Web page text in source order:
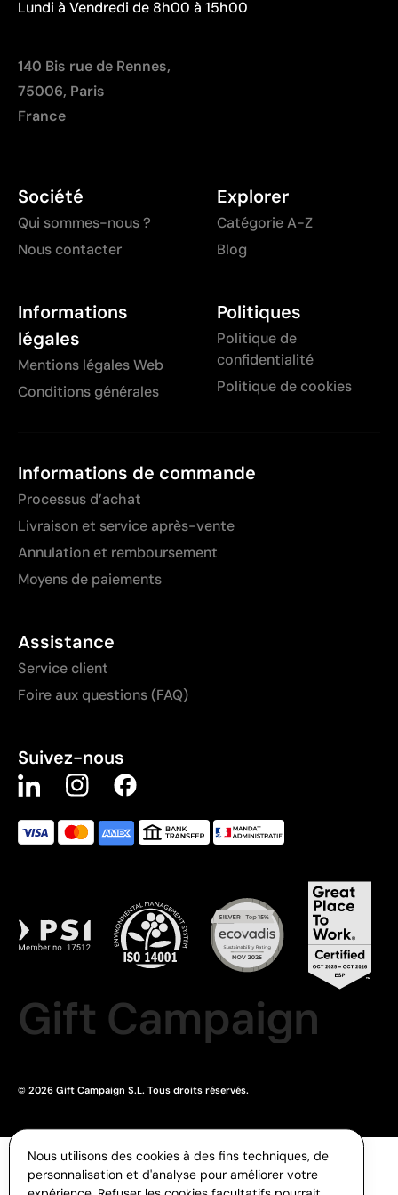
complexes
Peu optimale pour les petites quantités
Lundi à Vendredi de 8h00 à 15h00
140 Bis rue de Rennes,
75006, Paris
France
Société
Qui sommes-nous ?
Nous contacter
Explorer
Catégorie A-Z
Blog
Informations
légales
Mentions légales Web
Conditions générales
Politiques
Politique de
confidentialité
Politique de cookies
Informations de commande
Processus d’achat
Livraison et service après-vente
Annulation et remboursement
Moyens de paiements
Assistance
Service client
Foire aux questions (FAQ)
Suivez-nous
Gift Campaign
© 2026 Gift Campaign S.L. Tous droits réservés.
Nous utilisons des cookies à des fins techniques, de
personnalisation et d'analyse pour améliorer votre